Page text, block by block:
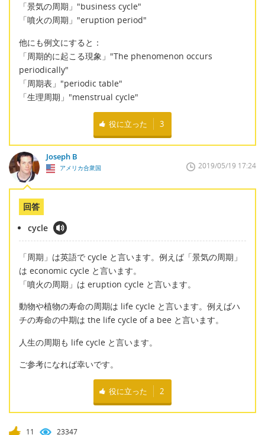
「景気の周期」"business cycle"
「噴火の周期」"eruption period"
他にも例文にすると：
「周期的に起こる現象」"The phenomenon occurs
periodically"
「周期表」"periodic table"
「生理周期」"menstrual cycle"
役に立った 3
Joseph B
アメリカ合衆国 2019/05/19 17:24
回答
cycle
「周期」は英語で cycle と言います。例えば「景気の周期」
は economic cycle と言います。
「噴火の周期」は eruption cycle と言います。
動物や植物の寿命の周期は life cycle と言います。例えばハ
チの寿命の中期は the life cycle of a bee と言います。
人生の周期も life cycle と言います。
ご参考になれば幸いです。
役に立った 2
11 23347